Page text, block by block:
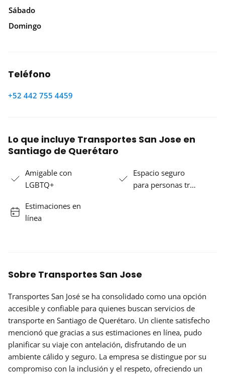
Sábado
Domingo
Teléfono
+52 442 755 4459
Lo que incluye Transportes San Jose en
Santiago de Querétaro
Amigable con
LGBTQ+
Espacio seguro
para personas tr…
Estimaciones en
línea
Sobre Transportes San Jose
Transportes San José se ha consolidado como una opción
accesible y confiable para quienes buscan servicios de
transporte en Santiago de Querétaro. Un cliente satisfecho
mencionó que gracias a sus estimaciones en línea, pudo
planificar su viaje con antelación, disfrutando de un
ambiente cálido y seguro. La empresa se distingue por su
compromiso con la inclusión y el respeto, ofreciendo un